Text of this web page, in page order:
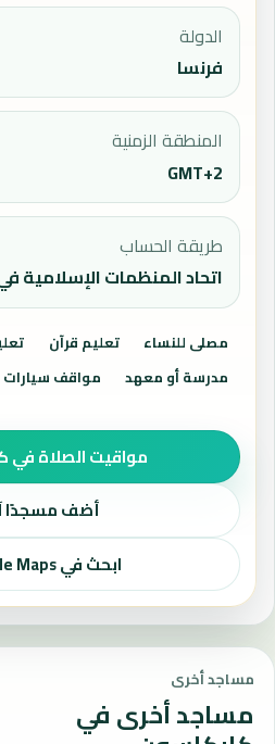
الدولة
فرنسا
المنطقة الزمنية
GMT+2
طريقة الحساب
اتحاد المنظمات الإسلامية
مصلى للنساء تعليم قرآن
مدرسة أو معهد
مواقف سيارات
مواقيت الصلاة في
أضف مسجدًا
ابحث في Google Maps
مساجد أخرى
مساجد أخرى في